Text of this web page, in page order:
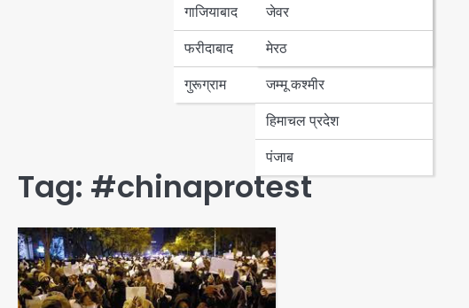
गाजियाबाद
फरीदाबाद
गुरूग्राम
जेवर
मेरठ
पंजाब
हरियाणा
जम्मू कश्मीर
हिमाचल प्रदेश
पंजाब
Tag: #chinaprotest